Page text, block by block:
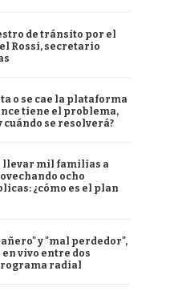
de tránsito por el
Rossi, secretario
o se cae la plataforma
tiene el problema,
cuándo se resolverá?
llevar mil familias a
ocho
¿cómo es el plan
y "mal perdedor",
vivo entre dos
radial